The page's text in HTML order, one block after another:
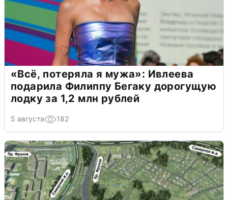
«Всё, потеряла я мужа»: Ивлеева
подарила Филиппу Бегаку дорогущую
лодку за 1,2 млн рублей
5 августа 182